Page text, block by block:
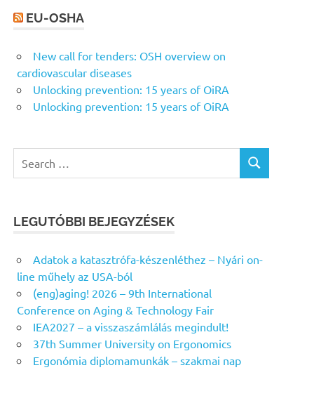
EU-OSHA
New call for tenders: OSH overview on
cardiovascular diseases
Unlocking prevention: 15 years of OiRA
Unlocking prevention: 15 years of OiRA
for:
SEARCH
LEGUTÓBBI BEJEGYZÉSEK
Adatok a katasztrófa-készenléthez – Nyári on-
line műhely az USA-ból
(eng)aging! 2026 – 9th International
Conference on Aging & Technology Fair
IEA2027 – a visszaszámlálás megindult!
37th Summer University on Ergonomics
Ergonómia diplomamunkák – szakmai nap